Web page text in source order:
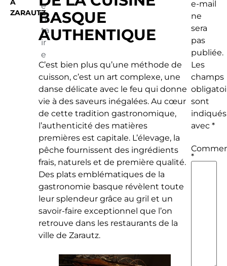
À
ZARAUTZ
e
n
ta
ir
e
BASQUE
AUTHENTIQUE
C’est bien plus qu’une méthode de
cuisson, c’est un art complexe, une
danse délicate avec le feu qui donne
vie à des saveurs inégalées. Au cœur
de cette tradition gastronomique,
l’authenticité des matières
premières est capitale. L’élevage, la
pêche fournissent des ingrédients
frais, naturels et de première qualité.
Des plats emblématiques de la
gastronomie basque révèlent toute
leur splendeur grâce au gril et un
savoir-faire exceptionnel que l’on
retrouve dans les restaurants de la
ville de Zarautz.
e-mail
ne
sera
pas
publiée.
Les
champs
sont
indiqués
avec *
*